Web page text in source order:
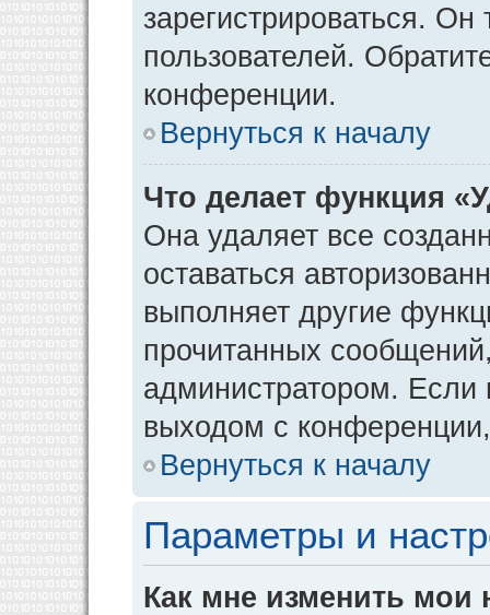
зарегистрироваться.
пользователей.
конференции.
Вернуться к началу
Что делает функция
Она удаляет все
оставаться
выполняет другие
прочитанных
администратором. Если
выходом с
Вернуться к началу
Параметры и
Как мне изменить мои